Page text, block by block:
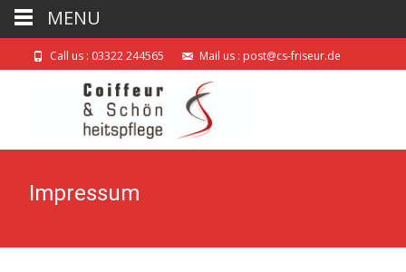
Call us : 03322 244565 Mail us : post@cs-friseur.de
Impressum
MENU